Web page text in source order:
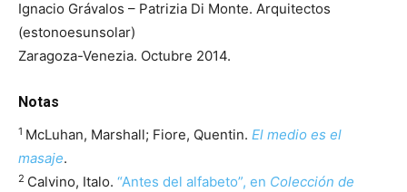
Ignacio Grávalos – Patrizia Di Monte. Arquitectos
(estonoesunsolar)
Zaragoza-Venezia. Octubre 2014.
Notas
1 McLuhan, Marshall; Fiore, Quentin. El medio es el
masaje.
2 Calvino, Italo. “Antes del alfabeto”, en Colección de